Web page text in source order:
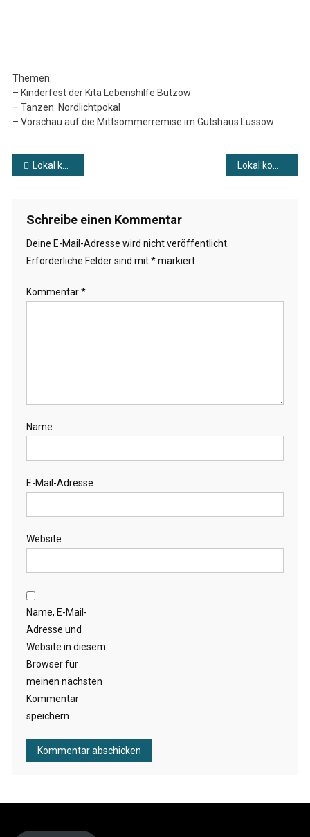
Themen:
– Kinderfest der Kita Lebenshilfe Bützow
– Tanzen: Nordlichtpokal
– Vorschau auf die Mittsommerremise im Gutshaus Lüssow
Beitragsnavigation
Lokal kompakt vom 16.06.2026
Schreibe einen Kommentar
Deine E-Mail-Adresse wird nicht veröffentlicht.
Erforderliche Felder sind mit*markiert
Kommentar*
Name
E-Mail-Adresse
Website
Name, E-Mail-
Adresse und
Website in diesem
Browser für
meinen nächsten
Kommentar
speichern.